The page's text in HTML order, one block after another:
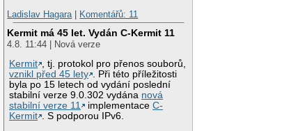
Ladislav Hagara| Komentářů: 11
Kermit má 45 let. Vydán C-Kermit 11
4.8. 11:44 | Nová verze
Kermit , tj. protokol pro přenos souborů,
vznikl před 45 lety . Při této příležitosti
byla po 15 letech od vydání poslední
stabilní verze 9.0.302 vydána nová
stabilní verze 11
implementaceC-
Kermit . S podporou IPv6.